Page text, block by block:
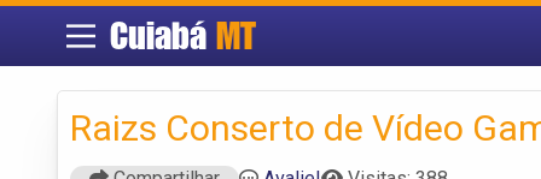
Cuiabá MT
Raizs Conserto de Vídeo